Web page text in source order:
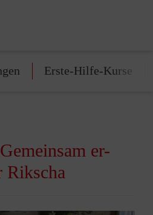
Erste-Hilfe-Kurse
er-
Rikscha